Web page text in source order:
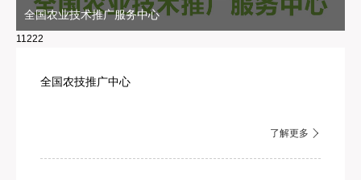
全国农业技术推广服务中心
11222
全国农技推广中心
了解更多